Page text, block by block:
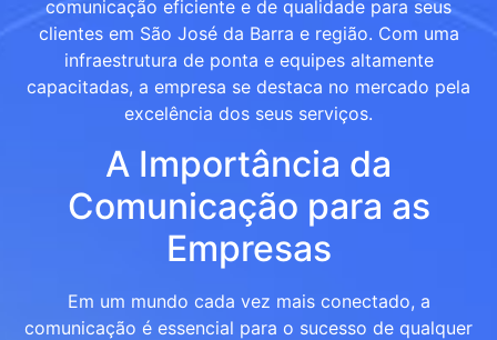
comunicação eficiente e de qualidade para seus
clientes em São José da Barra e região. Com uma
infraestrutura de ponta e equipes altamente
capacitadas, a empresa se destaca no mercado pela
excelência dos seus serviços.
A Importância da
Comunicação para as
Empresas
Em um mundo cada vez mais conectado, a
comunicação é essencial para o sucesso de qualquer